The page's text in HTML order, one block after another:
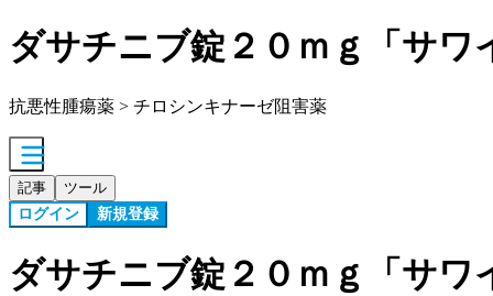
ダサチニブ錠２０ｍｇ「サワ
抗悪性腫瘍薬 > チロシンキナーゼ阻害薬
記事 ツール
ログイン 新規登録
ダサチニブ錠２０ｍｇ「サワ